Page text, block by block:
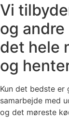
Vi
og andre
det hele
og
Kun det bedste er
samarbejde med
og det møreste